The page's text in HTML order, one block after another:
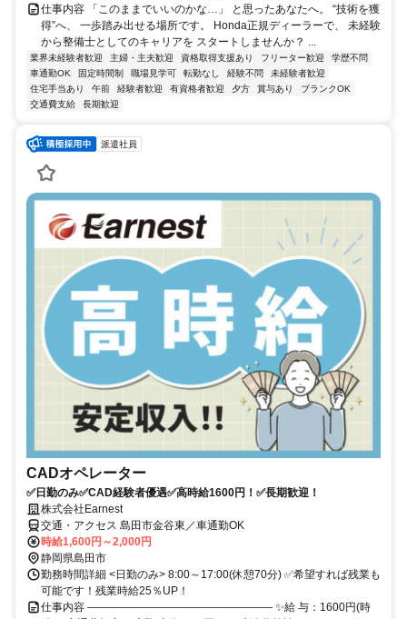
仕事内容 「このままでいいのかな…」 と思ったあなたへ。 “技術を獲
得”へ、 一歩踏み出せる場所です。 Honda正規ディーラーで、 未経験
から整備士としてのキャリアを スタートしませんか？ ...
業界未経験者歓迎 主婦・主夫歓迎 資格取得支援あり フリーター歓迎
学歴不問
車通勤OK
固定時間制 職場見学可 転勤なし 経験不問
未経験者歓迎
住宅手当あり
午前 経験者歓迎 有資格者歓迎 夕方 賞与あり
ブランクOK
交通費支給
長期歓迎
派遣社員
CADオペレーター
✅日勤のみ✅CAD経験者優遇✅高時給1600円！✅長期歓迎！
株式会社Earnest
交通・アクセス 島田市金谷東／車通勤OK
時給1,600円～2,000円
静岡県島田市
勤務時間詳細 <日勤のみ> 8:00～17:00(休憩70分) ✅希望すれば残業も
可能です！残業時給25％UP！
仕事内容 ――――――――――――――――― ✨給 与：1600円(時